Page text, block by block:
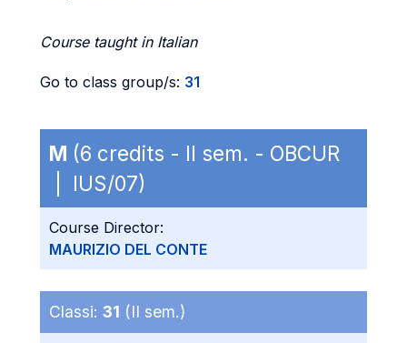
Course taught in Italian
Go to class group/s: 31
M (6 credits - II sem. - OBCUR
| IUS/07)
Course Director:
MAURIZIO DEL CONTE
Classi: 31 (II sem.)